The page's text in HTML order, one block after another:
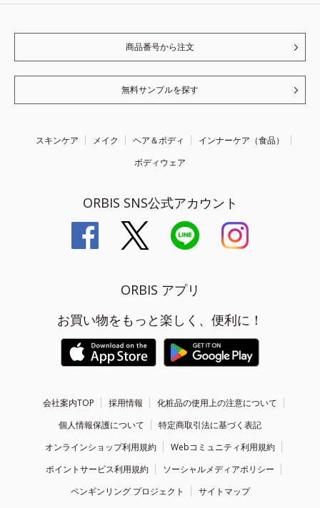
商品番号から注文
無料サンプルを探す
スキンケア メイク ヘア＆ボディ
インナーケア（食品）
ボディウェア
ORBIS SNS公式アカウント
ORBIS アプリ
お買い物をもっと楽しく、便利に！
会社案内TOP 採用情報
化粧品の使用上の注意について
個人情報保護について
特定商取引法に基づく表記
オンラインショップ利用規約
Webコミュニティ利用規約
ポイントサービス利用規約
ソーシャルメディアポリシー
ペンギンリング プロジェクト
サイトマップ